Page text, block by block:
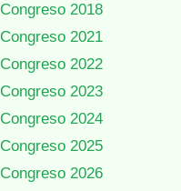
Congreso 2018
Congreso 2021
Congreso 2022
Congreso 2023
Congreso 2024
Congreso 2025
Congreso 2026